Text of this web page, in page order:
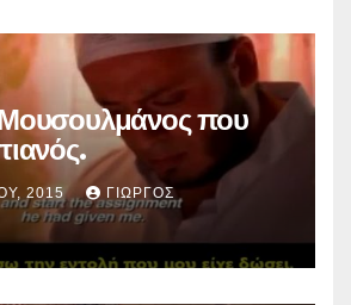
που
2015 ΓΙΏΡΓΟΣ